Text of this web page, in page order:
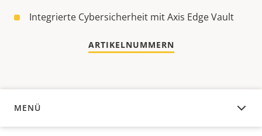
Integrierte Cybersicherheit mit Axis Edge Vault
ARTIKELNUMMERN
MENÜ
ÜBERSICHT